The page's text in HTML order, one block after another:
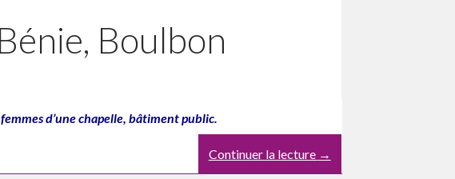
Boulbon
d’une chapelle, bâtiment public.
Continuer la lecture →